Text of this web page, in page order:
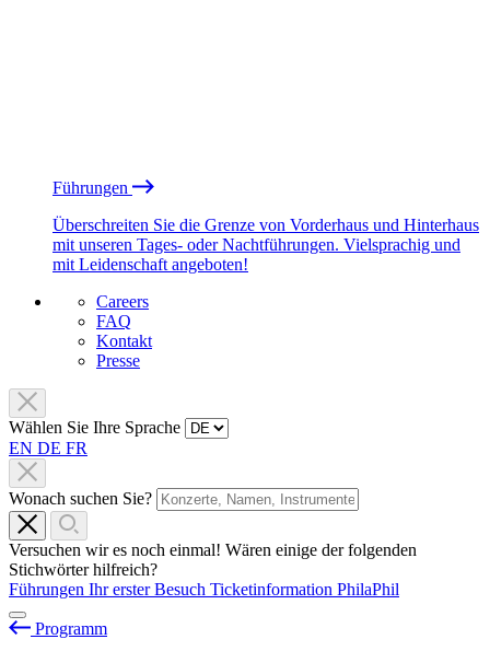
Führungen
Überschreiten Sie die Grenze von Vorderhaus und Hinterhaus
mit unseren Tages- oder Nachtführungen. Vielsprachig und
mit Leidenschaft angeboten!
Careers
FAQ
Kontakt
Presse
Wählen Sie Ihre Sprache
EN DE FR
Wonach suchen Sie?
Versuchen wir es noch einmal! Wären einige der folgenden
Stichwörter hilfreich?
Führungen Ihr erster Besuch Ticketinformation PhilaPhil
Programm